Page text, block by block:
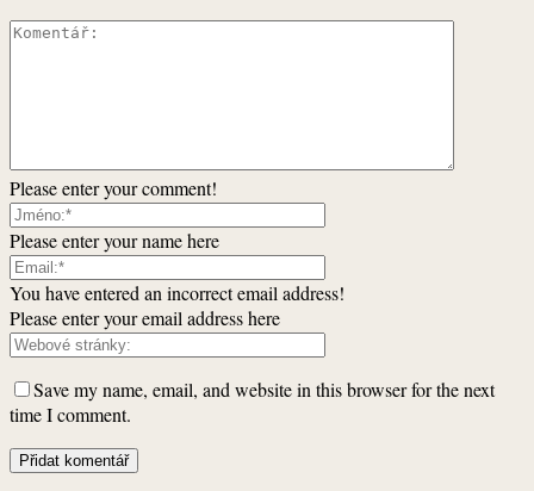
Please enter your comment!
Please enter your name here
You have entered an incorrect email address!
Please enter your email address here
Save my name, email, and website in this browser for the next
time I comment.